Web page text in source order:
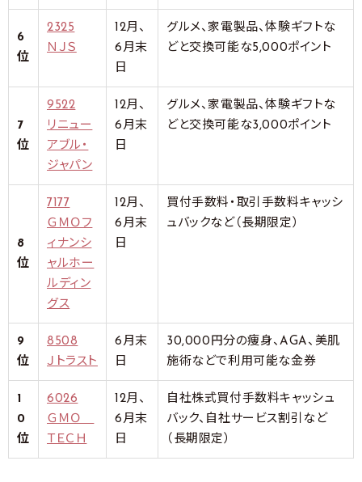
6
位
2325
ＮＪＳ
12月、
6月末
日
グルメ、家電製品、体験ギフトな
どと交換可能な5,000ポイント
7
位
9522
リニュー
アブル・
ジャパン
12月、
6月末
日
グルメ、家電製品、体験ギフトな
どと交換可能な3,000ポイント
8
位
7177
ＧＭＯフ
ィナンシ
ャルホー
ルディン
グス
12月、
6月末
日
買付手数料・取引手数料キャッシ
ュバックなど（長期限定）
9
位
8508
Ｊトラスト
6月末
日
30,000円分の痩身、AGA、美肌
施術などで利用可能な金券
1
0
位
6026
ＧＭＯ
ＴＥＣＨ
12月、
6月末
日
自社株式買付手数料キャッシュ
バック、自社サービス割引など
（長期限定）